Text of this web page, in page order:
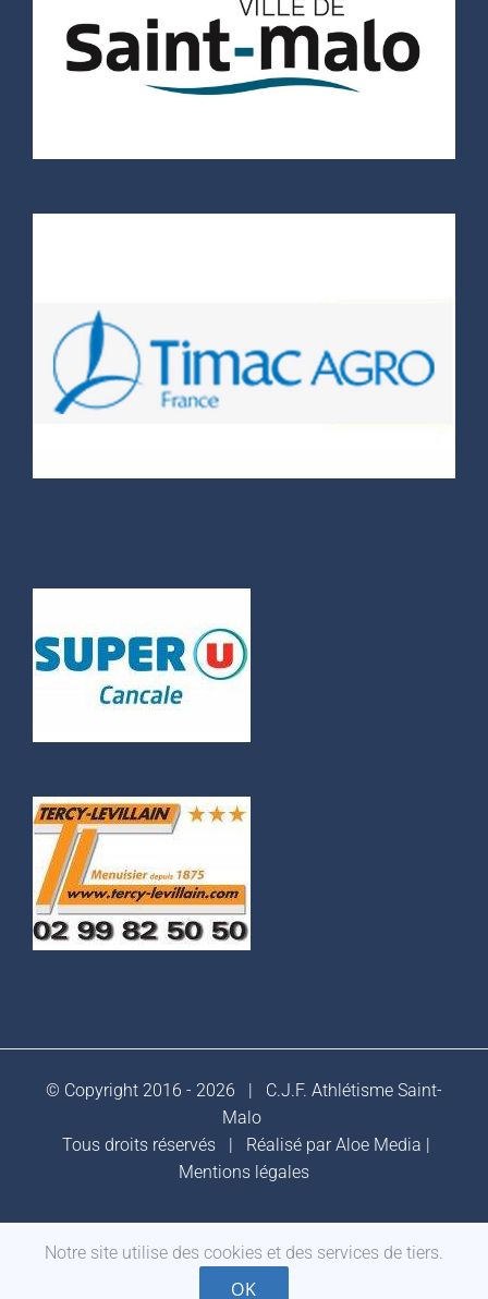
© Copyright 2016 - 2026 | C.J.F. Athlétisme Saint-
Malo
Tous droits réservés | Réalisé parAloe Media
Mentions légales
Facebook
Notre site utilise des cookies et des services de tiers.
OK